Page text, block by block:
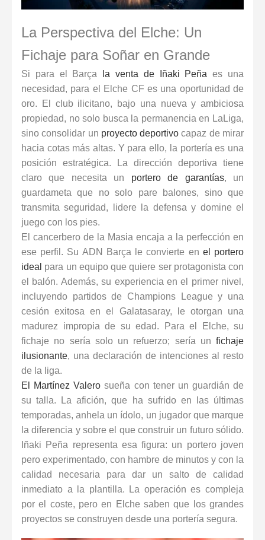
La Perspectiva del Elche: Un
Fichaje para Soñar en Grande
Si para el Barça la venta de Iñaki Peña es una
necesidad, para el Elche CF es una oportunidad de
oro. El club ilicitano, bajo una nueva y ambiciosa
propiedad, no solo busca la permanencia en LaLiga,
sino consolidar un proyecto deportivo capaz de mirar
hacia cotas más altas. Y para ello, la portería es una
posición estratégica. La dirección deportiva tiene
claro que necesita un portero de garantías, un
guardameta que no solo pare balones, sino que
transmita seguridad, lidere la defensa y domine el
juego con los pies.
El cancerbero de la Masia encaja a la perfección en
ese perfil. Su ADN Barça le convierte en el portero
ideal para un equipo que quiere ser protagonista con
el balón. Además, su experiencia en el primer nivel,
incluyendo partidos de Champions League y una
cesión exitosa en el Galatasaray, le otorgan una
madurez impropia de su edad. Para el Elche, su
fichaje no sería solo un refuerzo; sería un fichaje
ilusionante, una declaración de intenciones al resto
de la liga.
El Martínez Valero sueña con tener un guardián de
su talla. La afición, que ha sufrido en las últimas
temporadas, anhela un ídolo, un jugador que marque
la diferencia y sobre el que construir un futuro sólido.
Iñaki Peña representa esa figura: un portero joven
pero experimentado, con hambre de minutos y con la
calidad necesaria para dar un salto de calidad
inmediato a la plantilla. La operación es compleja
por el coste, pero en Elche saben que los grandes
proyectos se construyen desde una portería segura.